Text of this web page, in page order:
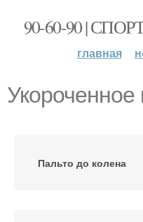
90-60-90 |
главная
Укороченное
Пальто до колена